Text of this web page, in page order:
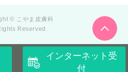
インターネット受
付
© こやま皮膚科
Reserved.